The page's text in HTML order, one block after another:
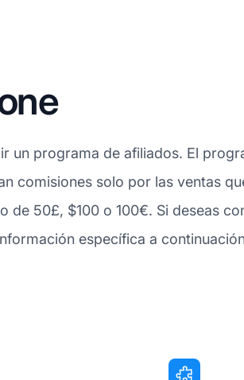
un programa de afiliados. El
comisiones solo por las ventas
50£, $100 o 100€. Si deseas
específica a